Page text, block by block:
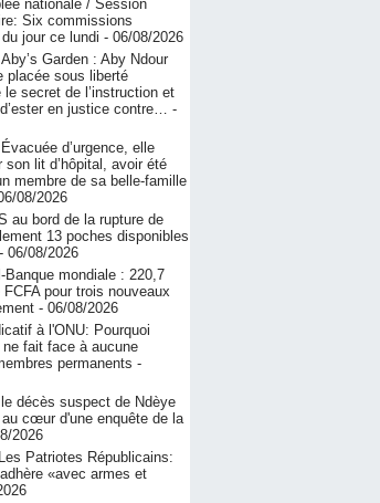
nationale / Session
Six commissions
du jour ce lundi - 06/08/2026
Garden : Aby Ndour
placée sous liberté
secret de l’instruction et
en justice contre… -
d’urgence, elle
son lit d’hôpital, avoir été
membre de sa belle-famille
08/2026
au bord de la rupture de
13 poches disponibles
- 06/08/2026
Banque mondiale : 220,7
pour trois nouveaux
- 06/08/2026
à l'ONU: Pourquoi
fait face à aucune
permanents -
décès suspect de Ndèye
cœur d'une enquête de la
2026
Patriotes Républicains:
«avec armes et